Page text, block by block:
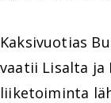
Kaksivuotias
vaatii Lisalta ja
liiketoiminta